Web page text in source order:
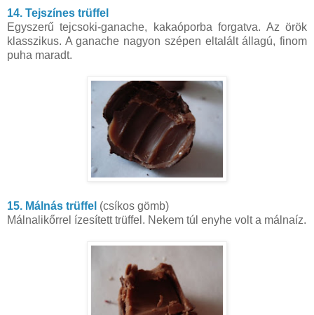
14. Tejszínes trüffel
Egyszerű tejcsoki-ganache, kakaóporba forgatva. Az örök
klasszikus. A ganache nagyon szépen eltalált állagú, finom
puha maradt.
15. Málnás trüffel (csíkos gömb)
Málnalikőrrel ízesített trüffel. Nekem túl enyhe volt a málnaíz.